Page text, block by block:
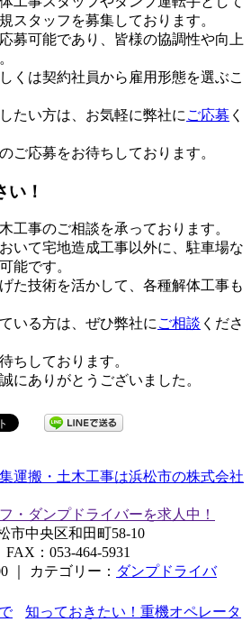
スタッフを募集しております。
募可能であり、皆様の協調性や向上
くは契約社員から雇用形態を選ぶこ
たい方は、お気軽に弊社に ご応募 く
ご応募をお待ちしております。
い！
工事のご相談を承っております。
いて宅地造成工事以外に、駐車場な
能です。
た技術を活かして、各種解体工事も
いる方は、ぜひ弊社にご相談 くださ
ちしております。
にありがとうございました。
運搬・土木工事は浜松市の株式会社
・ダンプドライバーを求人中！
市中央区和田町58-10
：053-464-5931
｜ カテゴリー： ダンプドライバ
知っておきたい！重機オペレータ